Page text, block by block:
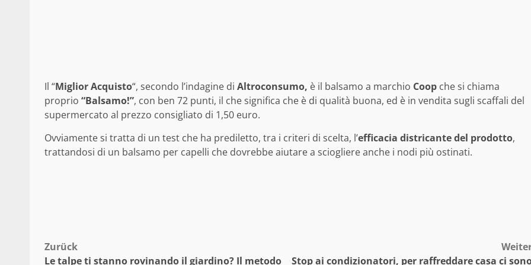
Il “Miglior Acquisto“, secondo l’indagine di Altroconsumo, è il balsamo a marchio Coop che si chiama
proprio “Balsamo!”, con ben 72 punti, il che significa che è di qualità buona, ed è in vendita sugli scaffali del
supermercato al prezzo consigliato di 1,50 euro.
Ovviamente si tratta di un test che ha prediletto, tra i criteri di scelta, l’efficacia districante del prodotto,
trattandosi di un balsamo per capelli che dovrebbe aiutare a sciogliere anche i nodi più ostinati.
Beitragsnavigation
Zurück
Le talpe ti stanno rovinando il giardino? Il metodo
Stop ai condizionatori, per raffreddare casa ci